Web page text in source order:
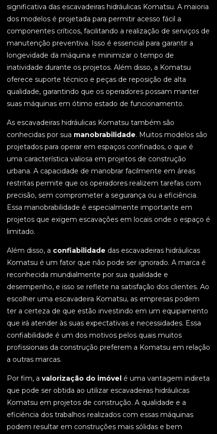
significativa das escavadeiras hidráulicas Komatsu. A maioria
dos modelos é projetada para permitir acesso fácil a
componentes críticos, facilitando a realização de serviços de
manutenção preventiva. Isso é essencial para garantir a
longevidade da máquina e minimizar o tempo de
inatividade durante os projetos. Além disso, a Komatsu
oferece suporte técnico e peças de reposição de alta
qualidade, garantindo que os operadores possam manter
suas máquinas em ótimo estado de funcionamento.
As escavadeiras hidráulicas Komatsu também são
conhecidas por sua manobrabilidade. Muitos modelos são
projetados para operar em espaços confinados, o que é
uma característica valiosa em projetos de construção
urbana. A capacidade de manobrar facilmente em áreas
restritas permite que os operadores realizem tarefas com
precisão, sem comprometer a segurança ou a eficiência.
Essa manobrabilidade é especialmente importante em
projetos que exigem escavações em locais onde o espaço é
limitado.
Além disso, a confiabilidade das escavadeiras hidráulicas
Komatsu é um fator que não pode ser ignorado. A marca é
reconhecida mundialmente por sua qualidade e
desempenho, e isso se reflete na satisfação dos clientes. Ao
escolher uma escavadeira Komatsu, as empresas podem
ter a certeza de que estão investindo em um equipamento
que irá atender às suas expectativas e necessidades. Essa
confiabilidade é um dos motivos pelos quais muitos
profissionais da construção preferem a Komatsu em relação
a outras marcas.
Por fim, a valorização do imóvel é uma vantagem indireta
que pode ser obtida ao utilizar escavadeiras hidráulicas
Komatsu em projetos de construção. A qualidade e a
eficiência dos trabalhos realizados com essas máquinas
podem resultar em construções mais sólidas e bem